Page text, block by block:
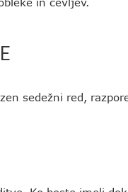
sedežni red,